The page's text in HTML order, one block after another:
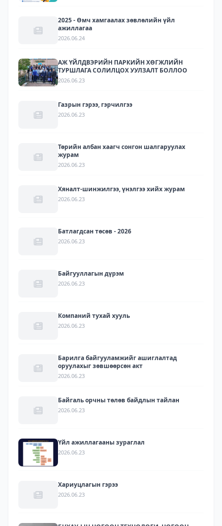
2025 - Өмч хамгаалах зөвлөлийн үйл
ажиллагаа
2026.06.24
АЖ ҮЙЛДВЭРИЙН ПАРКИЙН ХӨГЖЛИЙН
ТУРШЛАГА СОЛИЛЦОХ УУЛЗАЛТ БОЛЛОО
2026.06.23
Газрын гэрээ, гэрчилгээ
2026.06.23
Төрийн албан хаагч сонгон шалгаруулах
журам
2026.06.23
Хяналт-шинжилгээ, үнэлгээ хийх журам
2026.06.23
Батлагдсан төсөв - 2026
2026.06.23
Байгууллагын дүрэм
2026.06.23
Компаний тухай хууль
2026.06.23
Барилга байгууламжийг ашиглалтад
оруулахыг зөвшөөрсөн акт
2026.06.23
Байгаль орчны төлөв байдлын тайлан
2026.06.23
Үйл ажиллагааны зураглал
2026.06.23
Хариуцлагын гэрээ
2026.06.23